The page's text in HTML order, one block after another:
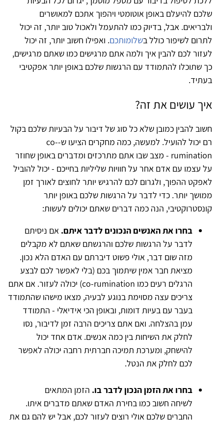
שלכם להיעלם באופן אוטומטי ויהפוך אתכם למאושרים
ולבריאים. אבל, בדיוק כמו להתעמל ולאכול טוב יותר, זה יכול
לתרום לשיפור כולל בשלומותכם. ואפילו חשוב יותר, זה יכול
לעזור לכם להבין איך ולמה אתם מרגישים כמו שאתם מרגישים,
כך שתוכלו להתמודד עם הרגשות שלכם באופן יותר אפקטיבי
בעתיד.
איך עושים את זה?
חשוב להבין כמובן שלא כל סוג של דיבור על הבעיות שלכם בקול
רם יכול להועיל. למעשה, כמה מחקרים הציעו ש-co-
rumination - מצב שבו אתם מתרכזים ומדברים באופן שחוזר
על עצמו עם אדם אחר על חוויות שליליות בחייכם - יכול להוביל
לאפקט ההפוך, ולגרום לכם להרגיש יותר לחוצים לאורך זמן
ממושך יותר. כדי לדבר על הרגשות שלכם באופן יותר
קונסטרוקטיבי, הנה כמה דברים שאתם יכולים לעשות:
בחרו את האנשים הנכונים לדבר איתם. אם ניסיתם
לדבר על הרגשות שלכם והרגשתם שאתם לא מקבלים
מזה שום דבר, אולי פשוט דיברתם עם האדם הלא נכון.
מציאת חבר אמין שיתמוך בכם (בלי לאפשר לכם לבצע
הרגלים רעים כמו co-rumination) יכולה לעזור. אם אתם
צריכים עצה מסוימת בנוגע לבעיה, מצאו מישהו שהתמודד
בעבר עם בעיות דומות, ובאופן הכי אידיאלי - התמודד
עמן בהצלחה. ואם אתם צריכים הרבה זמן לדיבור, נסו
לחלק את השיחות בין כמה אנשים. אדם אחד יכול
להישחק, ומערכת תמיכה חברתית רחבה יכולה לאפשר
לכם לחלק את הנטל.
בחרו את הזמן הנכון לדבר בו. הזמן המתאים
לשיחה חשוב כמו בחירת האדם שאתם מדברים איתו.
החברים שלכם אולי רוצים לעזור לכם, אבל יש להם גם את